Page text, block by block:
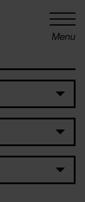
Menu